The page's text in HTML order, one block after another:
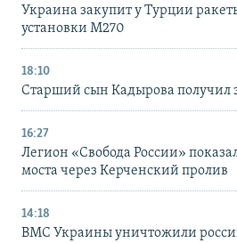
Украина закупит у Турции
установки M270
18:10
Старший сын Кадырова получил
16:27
Легион «Свобода России»
моста через Керченский пролив
14:18
ВМС Украины уничтожили